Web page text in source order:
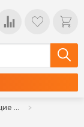
Пускорегулирующие аппараты, БАП, блоки защиты галогенных ламп